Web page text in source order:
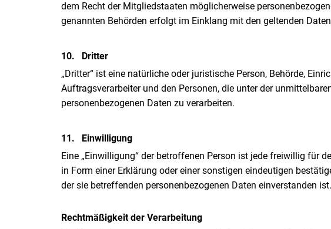
dem Recht der Mitgliedstaaten möglicherweise
genannten Behörden erfolgt im Einklang mit den geltenden
10. Dritter
„Dritter“ ist eine natürliche oder juristische Person, Behörde,
Auftragsverarbeiter und den Personen, die unter der
personenbezogenen Daten zu verarbeiten.
11. Einwilligung
Eine „Einwilligung“ der betroffenen Person ist jede freiwillig für
in Form einer Erklärung oder einer sonstigen eindeutigen
der sie betreffenden personenbezogenen Daten einverstanden ist.
Rechtmäßigkeit der Verarbeitung